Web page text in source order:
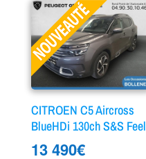
CITROEN C5 Aircross
BlueHDi 130ch S&S Feel
13 490€